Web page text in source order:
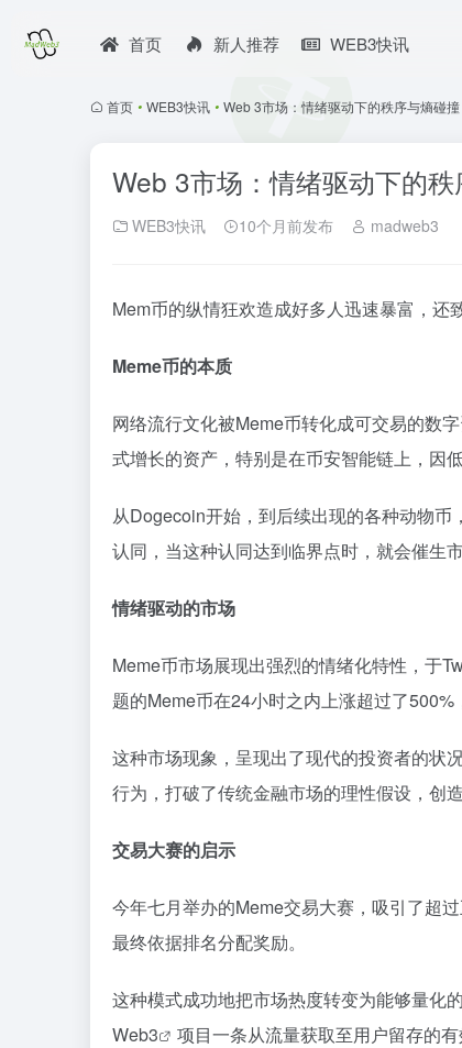
首页 新人推荐 WEB3快讯
首页 • WEB3快讯 • Web 3市场：情绪驱动下的秩序与熵碰
Web 3市场：情绪驱动下的
WEB3快讯 10个月前发布 madweb3
Mem币的纵情狂欢造成好多人迅速暴富，
Meme币的本质
网络流行文化被Meme币转化成可交易的数
式增长的资产，特别是在币安智能链上，因
从Dogecoin开始，到后续出现的各种动物
认同，当这种认同达到临界点时，就会催生
情绪驱动的市场
Meme币市场展现出强烈的情绪化特性，于
题的Meme币在24小时之内上涨超过了500%
这种市场现象，呈现出了现代的投资者的状
行为，打破了传统金融市场的理性假设，创
交易大赛的启示
今年七月举办的Meme交易大赛，吸引了超
最终依据排名分配奖励。
这种模式成功地把市场热度转变为能够量化
Web3
项目一条从流量获取至用户留存的有